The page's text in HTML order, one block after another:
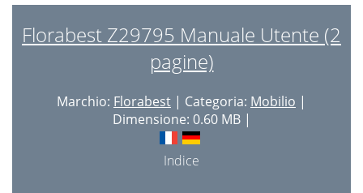
Florabest Z29795 Manuale Utente (2
pagine)
Marchio: Florabest | Categoria: Mobilio |
Dimensione: 0.60 MB |
Indice